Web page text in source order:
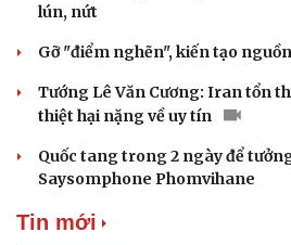
lún, nứt
Gỡ "điểm nghẽn", kiến tạo
Tướng Lê Văn Cương: Iran tổn
thiệt hại nặng về uy tín
Quốc tang trong 2 ngày để
Saysomphone Phomvihane
Tin mới